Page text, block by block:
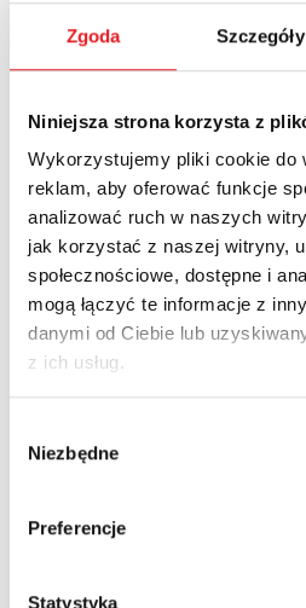
Zgoda Szczegóły
Niniejsza strona korzysta z
Wykorzystujemy pliki cookie do
reklam, aby oferować funkcje
analizować ruch w naszych
jak korzystać z naszej witryny,
społecznościowe, dostępne i
mogą łączyć te informacje z
danymi od Ciebie lub
z ich usług.
zgody
Niezbędne
Preferencje
Statystyka
Zapytaj o
Imię i nazwisko: *
Adres e-mail: *
Nazwa firmy:
Województwo: